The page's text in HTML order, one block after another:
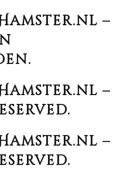
–
–
–